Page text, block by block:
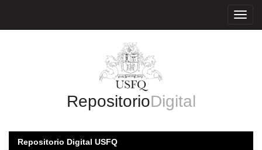
RepositorioDigital
Repositorio Digital USFQ